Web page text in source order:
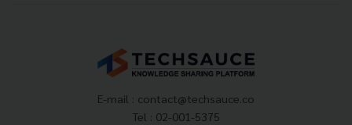
E-mail : contact@techsauce.co
Tel : 02-001-5375